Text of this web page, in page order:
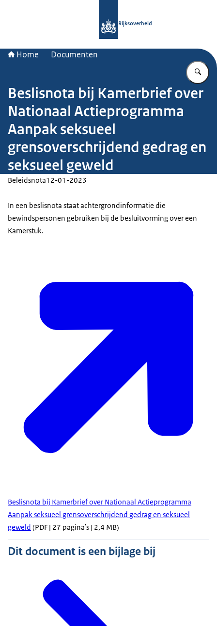
Rijksoverheid
Home Documenten
Beslisnota bij Kamerbrief over
Nationaal Actieprogramma
Aanpak seksueel
grensoverschrijdend gedrag en
seksueel geweld
Beleidsnota12-01-2023
In een beslisnota staat achtergrondinformatie die
bewindspersonen gebruiken bij de besluitvorming over een
Kamerstuk.
Beslisnota bij Kamerbrief over Nationaal Actieprogramma
Aanpak seksueel grensoverschrijdend gedrag en seksueel
geweld (PDF | 27 pagina's | 2,4 MB)
Dit document is een bijlage bij